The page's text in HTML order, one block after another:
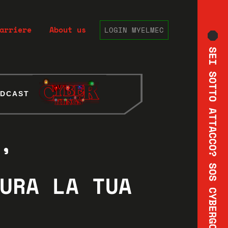
About us LOGIN MYELMEC
SEI SOTTO ATTACCO? SOS CYBERGON
LA TUA
LA TUA